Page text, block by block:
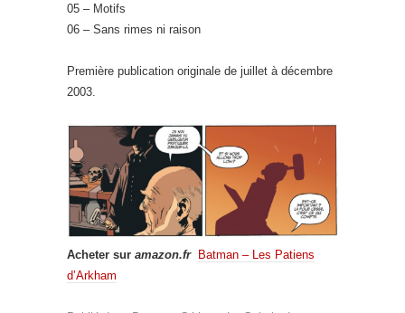
05 – Motifs
06 – Sans rimes ni raison
Première publication originale de juillet à décembre
2003.
Acheter sur amazon.fr
Batman – Les Patiens
d’Arkham